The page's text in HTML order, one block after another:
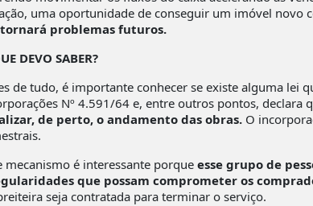
uma oportunidade de conseguir um imóvel novo
problemas futuros.
DEVO SABER?
de tudo, é importante conhecer se existe alguma lei
Nº 4.591/64 e, entre outros pontos, declara
de perto, o andamento das obras. O
mecanismo é interessante porque esse grupo de
que possam comprometer os
seja contratada para terminar o serviço.